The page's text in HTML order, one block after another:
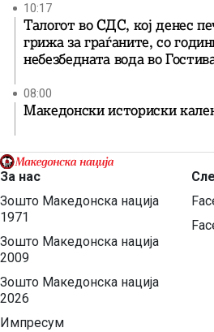
10:17
Талогот во СДС, кој денес
грижа за граѓаните, со
небезбедната вода во
08:00
Македонски историски
За нас
Зошто Македонска нација
1971
Зошто Македонска нација
2009
Зошто Македонска нација
2026
Импресум